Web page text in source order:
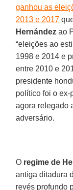
ganhou as
2013 e 2017
Hernández ao
“eleições ao
1998 e 2014 e
entre 2010 e
presidente
político foi o ex-
agora relegado
adversário.
O regime de
antiga ditadura
revés profundo